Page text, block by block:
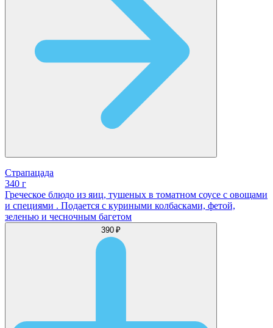
Страпацада
340 г
Греческое блюдо из яиц, тушеных в томатном соусе с овощами
и специями . Подается с куриными колбасками, фетой,
зеленью и чесночным багетом
390 ₽